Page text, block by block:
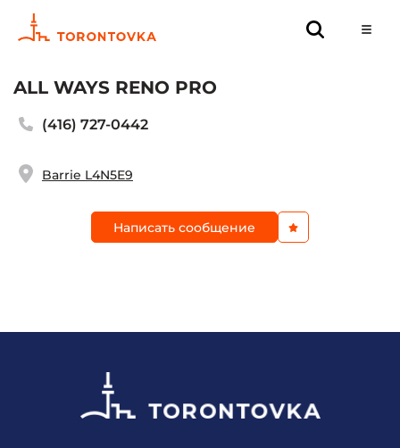
ALL WAYS RENO PRO
(416) 727-0442
Barrie L4N5E9
Написать сообщение